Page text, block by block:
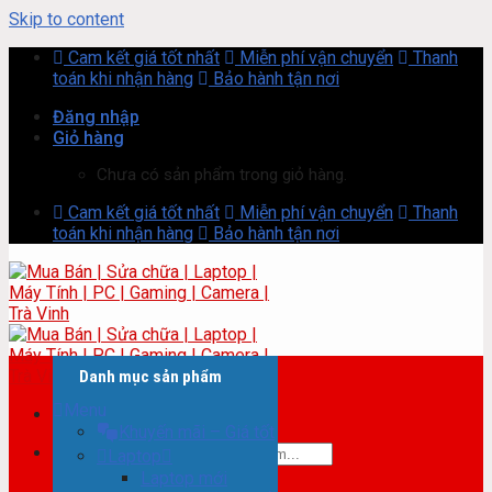
Skip to content
Cam kết giá tốt nhất
Miễn phí vận chuyển
Thanh
toán khi nhận hàng
Bảo hành tận nơi
Đăng nhập
Giỏ hàng
Chưa có sản phẩm trong giỏ hàng.
Cam kết giá tốt nhất Miễn phí vận chuyển
Thanh
toán khi nhận hàng
Bảo hành tận nơi
Tìm kiếm:
Danh mục sản phẩm